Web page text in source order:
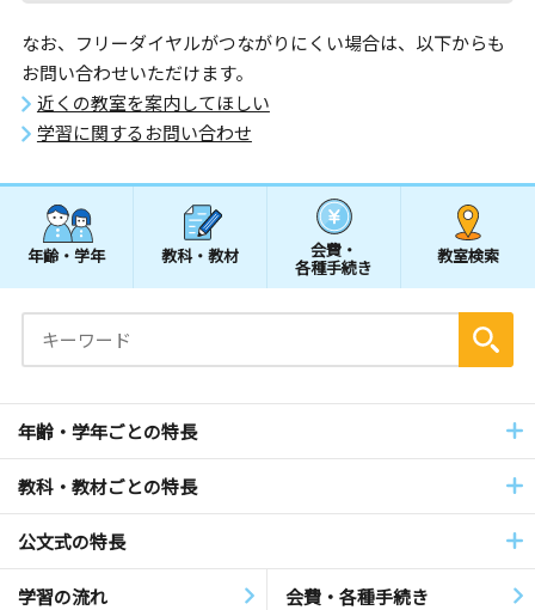
なお、フリーダイヤルがつながりにくい場合は、以下からも
お問い合わせいただけます。
近くの教室を案内してほしい
学習に関するお問い合わせ
年齢・学年 教科・教材 会費・
各種手続き
教室検索
年齢・学年ごとの特長
教科・教材ごとの特長
公文式の特長
学習の流れ 会費・各種手続き